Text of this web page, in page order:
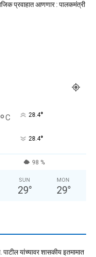
प्रवाहात आणणार : पालकमंत्री
°C 28.4°
28.4°
98 %
SUN
29°
MON
29°
पाटील यांच्यावर शासकीय इतमामात